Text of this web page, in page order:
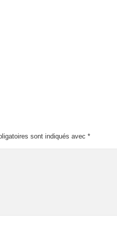
sont indiqués avec *